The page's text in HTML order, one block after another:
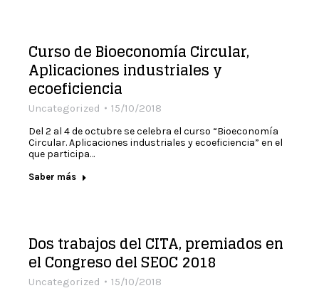
Curso de Bioeconomía Circular,
Aplicaciones industriales y
ecoeficiencia
Uncategorized 15/10/2018
Del 2 al 4 de octubre se celebra el curso “Bioeconomía
Circular. Aplicaciones industriales y ecoeficiencia” en el
que participa…
Saber más
Dos trabajos del CITA, premiados en
el Congreso del SEOC 2018
Uncategorized 15/10/2018